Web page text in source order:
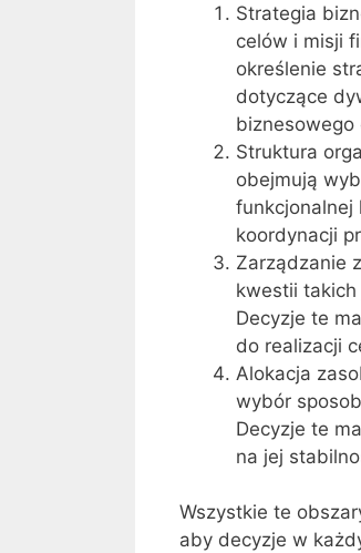
Strategia
celów i misji
określenie
dotyczące
Struktura
obejmują
funkcjonalnej
koordynacji
Zarządzanie
kwestii
Decyzje te
do realizacji
Alokacja
wybór
Decyzje te
na jej
Wszystkie te
aby decyzje w